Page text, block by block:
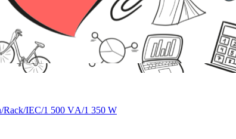
IEC/1 500 VА/1 350 W